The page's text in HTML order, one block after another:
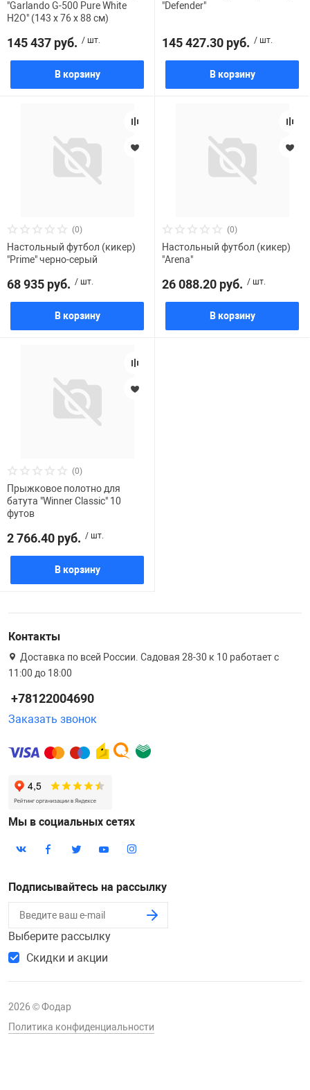
"Garlando G-500 Pure White
H2O" (143 x 76 x 88 см)
145 437 руб. / шт.
В корзину
"Defender"
145 427.30 руб. / шт.
В корзину
(0)
Настольный футбол (кикер)
"Prime" черно-серый
68 935 руб. / шт.
В корзину
(0)
Настольный футбол (кикер)
"Arena"
26 088.20 руб. / шт.
В корзину
(0)
Прыжковое полотно для
батута "Winner Classic" 10
футов
2 766.40 руб. / шт.
В корзину
Контакты
Доставка по всей России. Садовая 28-30 к 10 работает с
11:00 до 18:00
+78122004690
Заказать звонок
Мы в социальных сетях
Подписывайтесь на рассылку
Выберите рассылку
Скидки и акции
2026 © Фодар
Политика конфиденциальности